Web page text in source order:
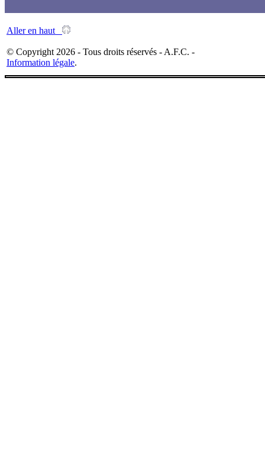
Leucosyrinx
subgrundifera
Lioglyphostoma
jousseaumei
Lophiotoma leucotropis
Macteola segesta
Mangelia callosa
Aller en haut
© Copyright 2026 - Tous droits réservés - A.F.C. -
Information légale.